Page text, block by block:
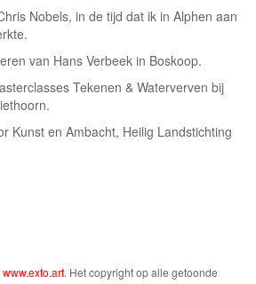
Nobels, in de tijd dat ik in Alphen aan
van Hans Verbeek in Boskoop.
Tekenen & Waterverven bij
Kunst en Ambacht, Heilig Landstichting
www.exto.art. Het copyright op alle getoonde